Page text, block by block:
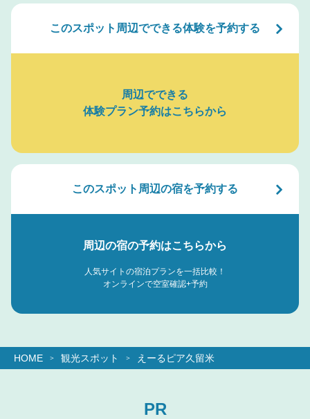
このスポット周辺でできる体験を予約する
周辺でできる
体験プラン予約はこちらから
このスポット周辺の宿を予約する
周辺の宿の予約はこちらから
人気サイトの宿泊プランを一括比較！
オンラインで空室確認+予約
HOME 観光スポット えーるピア久留米
PR